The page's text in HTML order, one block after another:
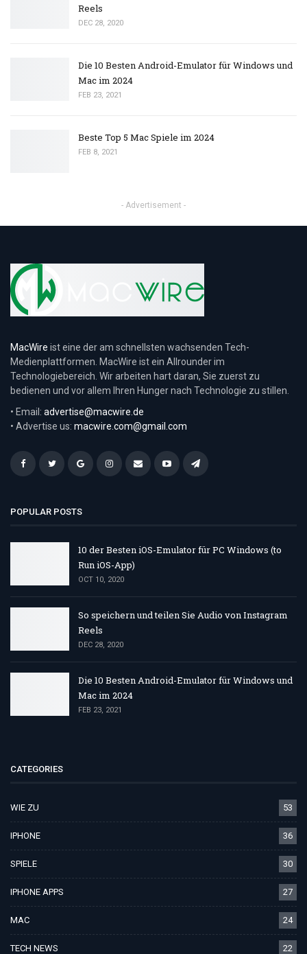
Reels
DEC 28, 2020
Die 10 Besten Android-Emulator für Windows und
Mac im 2024
FEB 23, 2021
Beste Top 5 Mac Spiele im 2024
FEB 8, 2021
- Advertisement -
MacWire ist eine der am schnellsten wachsenden Tech-
Medienplattformen. MacWire ist ein Allrounder im
Technologiebereich. Wir arbeiten hart daran, Sie zuerst zu
bedienen und vor allem Ihren Hunger nach Technologie zu stillen.
• Email: advertise@macwire.de
• Advertise us: macwire.com@gmail.com
POPULAR POSTS
10 der Besten iOS-Emulator für PC Windows (to
Run iOS-App)
OCT 10, 2020
So speichern und teilen Sie Audio von Instagram
Reels
DEC 28, 2020
Die 10 Besten Android-Emulator für Windows und
Mac im 2024
FEB 23, 2021
CATEGORIES
WIE ZU 53
IPHONE 36
SPIELE 30
IPHONE APPS 27
MAC 24
TECH NEWS 22